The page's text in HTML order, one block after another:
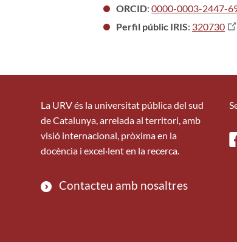
ORCID:0000-0003-2447-
Perfil públic IRIS: 320730
La URV és la universitat pública del sud
de Catalunya, arrelada al territori, amb
visió internacional, pròxima en la
docència i excel·lent en la recerca.
Contacteu amb nosaltres